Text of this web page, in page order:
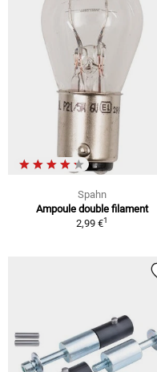
Spahn
Ampoule double filament
2,99 €1